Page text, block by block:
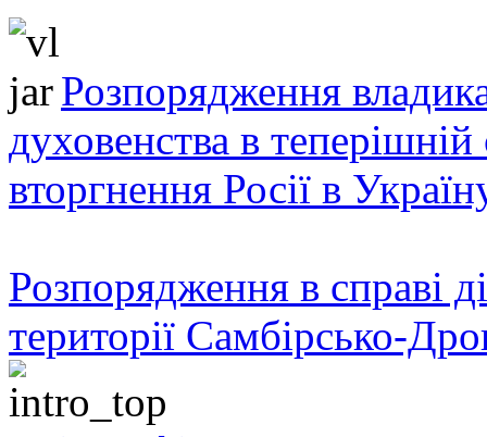
Розпорядження
духовенства в теперішній
вторгнення Росії в
Розпорядження в справі
території Самбірсько-